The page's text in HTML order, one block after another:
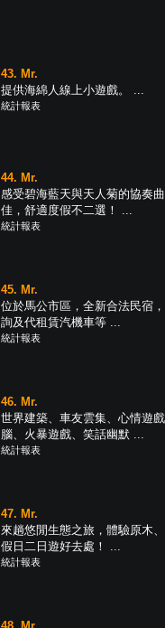
43. Mr.
提供海綿人線上小遊戲。 ...
統計報表
44. Mr.
感受碧海藍天與天人菊的協奏
佳，舒適度假不二選！ ...
統計報表
45. Mr.
位於馬公市區，全新合法民宿
詢及代租賃汽機車等 ...
統計報表
46. Mr.
世界建築、車友雲集、心情遊
腦、火暴遊戲、笑話幽默 ...
統計報表
47. Mr.
來趟悠閒生態之旅，體驗原木
假日二日遊好去處！ ...
統計報表